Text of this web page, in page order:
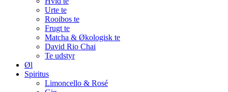
Urte te
Rooibos te
Frugt te
Matcha & Økologisk te
David Rio Chai
Te udstyr
Øl
Spiritus
Limoncello & Rosé